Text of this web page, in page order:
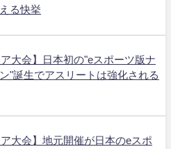
る快挙
ア大会】日本初の"eスポーツ版ナ
"誕生でアスリートは強化される
ア大会】地元開催が日本のeスポ